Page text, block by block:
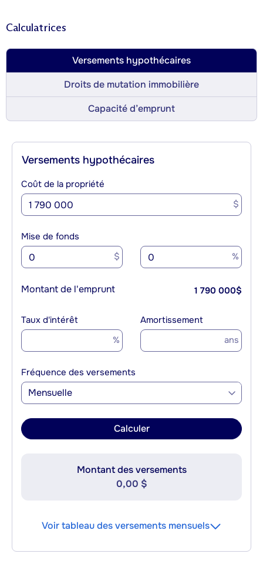
Calculatrices
Versements hypothécaires
Droits de mutation immobilière
Capacité d’emprunt
Versements hypothécaires
Coût de la propriété
$
Mise de fonds
$ %
Montant de l'emprunt 1 790 000$
Taux d'intérêt
%
Amortissement
ans
Fréquence des versements
Mensuelle
Calculer
Montant des versements
0,00 $
Voir tableau des versements mensuels